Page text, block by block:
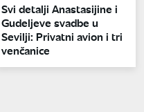
Svi detalji Anastasijine i
Gudeljeve svadbe u
Sevilji: Privatni avion i tri
venčanice